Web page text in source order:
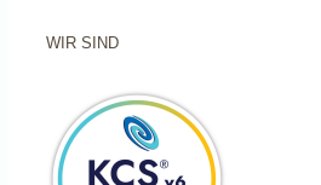
WIR SIND